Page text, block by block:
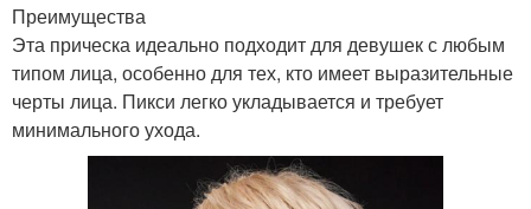
Преимущества
Эта прическа идеально подходит для девушек с любым
типом лица, особенно для тех, кто имеет выразительные
черты лица. Пикси легко укладывается и требует
минимального ухода.